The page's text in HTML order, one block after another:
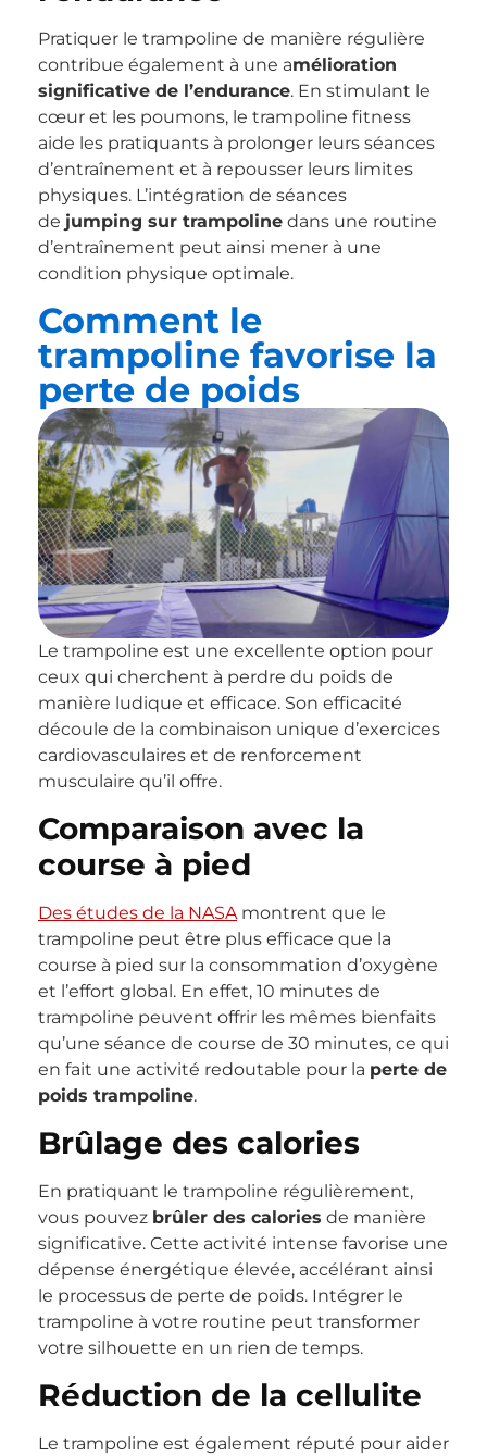
Pratiquer le trampoline de manière régulière
contribue également à une amélioration
significative de l’endurance. En stimulant le
cœur et les poumons, le trampoline fitness
aide les pratiquants à prolonger leurs séances
d’entraînement et à repousser leurs limites
physiques. L’intégration de séances
de jumping sur trampoline dans une routine
d’entraînement peut ainsi mener à une
condition physique optimale.
Comment le
trampoline favorise la
perte de poids
Le trampoline est une excellente option pour
ceux qui cherchent à perdre du poids de
manière ludique et efficace. Son efficacité
découle de la combinaison unique d’exercices
cardiovasculaires et de renforcement
musculaire qu’il offre.
Comparaison avec la
course à pied
Des études de la NASAmontrent que le
trampoline peut être plus efficace que la
course à pied sur la consommation d’oxygène
et l’effort global. En effet, 10 minutes de
trampoline peuvent offrir les mêmes bienfaits
qu’une séance de course de 30 minutes, ce qui
en fait une activité redoutable pour la perte de
poids trampoline.
Brûlage des calories
En pratiquant le trampoline régulièrement,
vous pouvez brûler des calories de manière
significative. Cette activité intense favorise une
dépense énergétique élevée, accélérant ainsi
le processus de perte de poids. Intégrer le
trampoline à votre routine peut transformer
votre silhouette en un rien de temps.
Réduction de la cellulite
Le trampoline est également réputé pour aider